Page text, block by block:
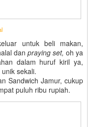
untuk beli makan,
dan praying set, oh ya
dalam huruf kiril ya,
sekali.
Sandwich Jamur, cukup
puluh ribu rupiah.